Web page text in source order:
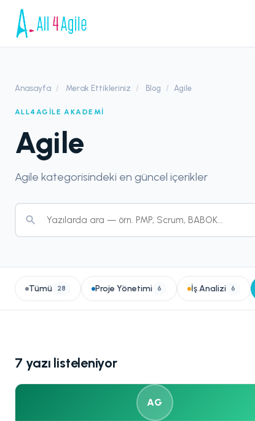
Anasayfa / Merak Ettikleriniz / Blog / Agile
ALL4AGILE AKADEMI
Agile
Agile kategorisindeki en güncel içerikler
Tümü 28 Proje Yönetimi 6 İş Analizi 6
7 yazı listeleniyor
AG